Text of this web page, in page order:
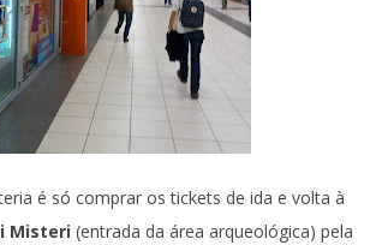
é só comprar os tickets de ida e volta à
Misteri (entrada da área arqueológica) pela